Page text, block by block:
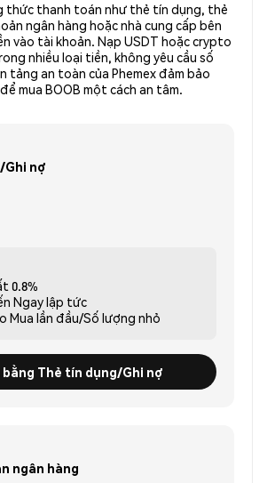
thức thanh toán như thẻ tín dụng, thẻ
ngân hàng hoặc nhà cung cấp bên
vào tài khoản. Nạp USDT hoặc crypto
nhiều loại tiền, không yêu cầu số
tảng an toàn của Phemex đảm bảo
mua BOOB một cách an tâm.
Ghi nợ
0.8%
Ngay lập tức
Mua lần đầu/Số lượng nhỏ
bằng Thẻ tín dụng/Ghi nợ
ngân hàng